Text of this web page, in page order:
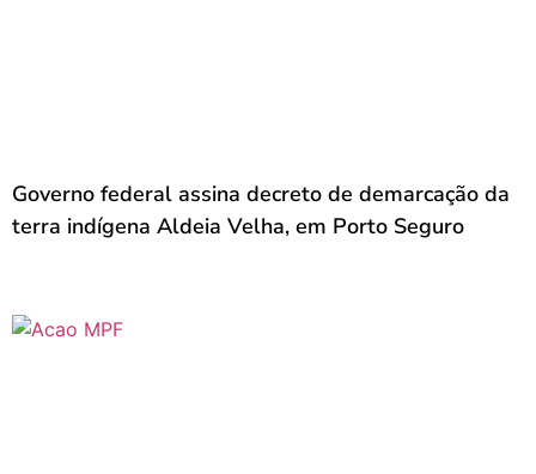
Governo federal assina decreto de demarcação da
terra indígena Aldeia Velha, em Porto Seguro